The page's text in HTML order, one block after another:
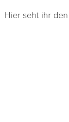
Hier seht ihr